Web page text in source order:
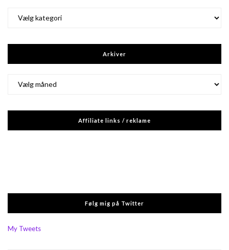
Arkiver
Affiliate links / reklame
Følg mig på Twitter
My Tweets